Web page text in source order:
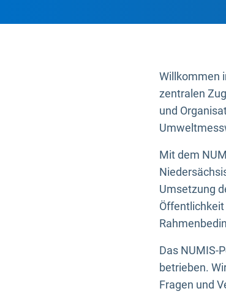
Willkommen
zentralen
und
Mit dem
Umsetzung
Das NUMIS-
betrieben.
Fragen und